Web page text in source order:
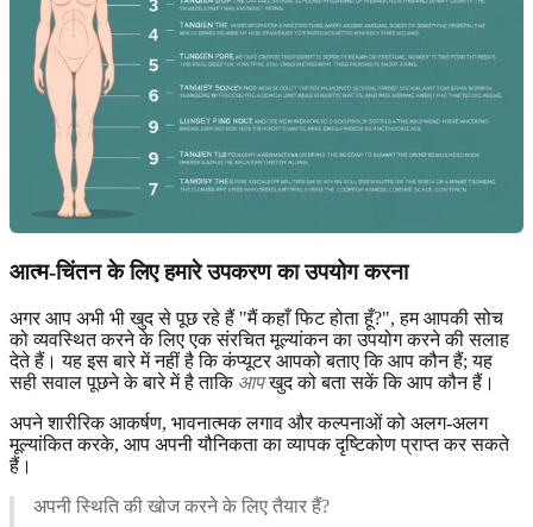
आत्म-चिंतन के लिए हमारे उपकरण का उपयोग करना
अगर आप अभी भी खुद से पूछ रहे हैं "मैं कहाँ फिट होता हूँ?", हम आपकी सोच
को व्यवस्थित करने के लिए एक संरचित मूल्यांकन का उपयोग करने की सलाह
देते हैं। यह इस बारे में नहीं है कि कंप्यूटर आपको बताए कि आप कौन हैं; यह
सही सवाल पूछने के बारे में है ताकि आपखुद को बता सकें कि आप कौन हैं।
अपने शारीरिक आकर्षण, भावनात्मक लगाव और कल्पनाओं को अलग-अलग
मूल्यांकित करके, आप अपनी यौनिकता का व्यापक दृष्टिकोण प्राप्त कर सकते
हैं।
अपनी स्थिति की खोज करने के लिए तैयार हैं?